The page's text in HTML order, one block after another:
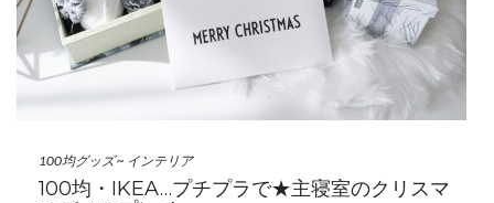
100均グッズ~ インテリア
100均・IKEA…プチプラで★主寝室のクリスマ